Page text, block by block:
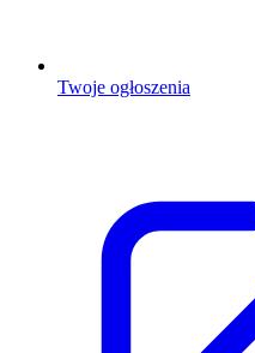
Twoje ogłoszenia